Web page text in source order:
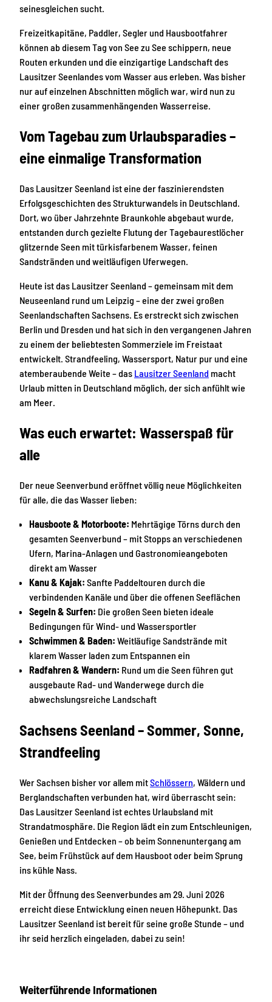
seinesgleichen sucht.
Freizeitkapitäne, Paddler, Segler und Hausbootfahrer
können ab diesem Tag von See zu See schippern, neue
Routen erkunden und die einzigartige Landschaft des
Lausitzer Seenlandes vom Wasser aus erleben. Was bisher
nur auf einzelnen Abschnitten möglich war, wird nun zu
einer großen zusammenhängenden Wasserreise.
Vom Tagebau zum Urlaubsparadies –
eine einmalige Transformation
Das Lausitzer Seenland ist eine der faszinierendsten
Erfolgsgeschichten des Strukturwandels in Deutschland.
Dort, wo über Jahrzehnte Braunkohle abgebaut wurde,
entstanden durch gezielte Flutung der Tagebaurestlöcher
glitzernde Seen mit türkisfarbenem Wasser, feinen
Sandstränden und weitläufigen Uferwegen.
Heute ist das Lausitzer Seenland – gemeinsam mit dem
Neuseenland rund um Leipzig – eine der zwei großen
Seenlandschaften Sachsens. Es erstreckt sich zwischen
Berlin und Dresden und hat sich in den vergangenen Jahren
zu einem der beliebtesten Sommerziele im Freistaat
entwickelt. Strandfeeling, Wassersport, Natur pur und eine
atemberaubende Weite – das Lausitzer Seenland macht
Urlaub mitten in Deutschland möglich, der sich anfühlt wie
am Meer.
Was euch erwartet: Wasserspaß für
alle
Der neue Seenverbund eröffnet völlig neue Möglichkeiten
für alle, die das Wasser lieben:
Hausboote & Motorboote: Mehrtägige Törns durch den
gesamten Seenverbund – mit Stopps an verschiedenen
Ufern, Marina-Anlagen und Gastronomieangeboten
direkt am Wasser
Kanu & Kajak: Sanfte Paddeltouren durch die
verbindenden Kanäle und über die offenen Seeflächen
Segeln & Surfen: Die großen Seen bieten ideale
Bedingungen für Wind- und Wassersportler
Schwimmen & Baden: Weitläufige Sandstrände mit
klarem Wasser laden zum Entspannen ein
Radfahren & Wandern: Rund um die Seen führen gut
ausgebaute Rad- und Wanderwege durch die
abwechslungsreiche Landschaft
Sachsens Seenland – Sommer, Sonne,
Strandfeeling
Wer Sachsen bisher vor allem mitSchlössern, Wäldern und
Berglandschaften verbunden hat, wird überrascht sein:
Das Lausitzer Seenland ist echtes Urlaubsland mit
Strandatmosphäre. Die Region lädt ein zum Entschleunigen,
Genießen und Entdecken – ob beim Sonnenuntergang am
See, beim Frühstück auf dem Hausboot oder beim Sprung
ins kühle Nass.
Mit der Öffnung des Seenverbundes am 29. Juni 2026
erreicht diese Entwicklung einen neuen Höhepunkt. Das
Lausitzer Seenland ist bereit für seine große Stunde – und
ihr seid herzlich eingeladen, dabei zu sein!
Weiterführende Informationen